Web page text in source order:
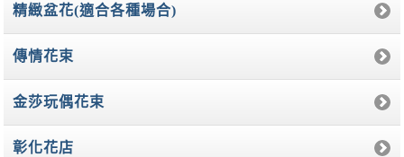
精緻盆花(適合各種場合)
傳情花束
金莎玩偶花束
彰化花店